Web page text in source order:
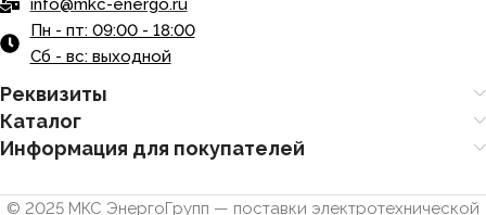
info@mkc-energo.ru
Пн - пт: 09:00 - 18:00
Сб - вс: выходной
Реквизиты
Каталог
Информация для покупателей
© 2025 МКС ЭнергоГрупп — поставки электротехнической